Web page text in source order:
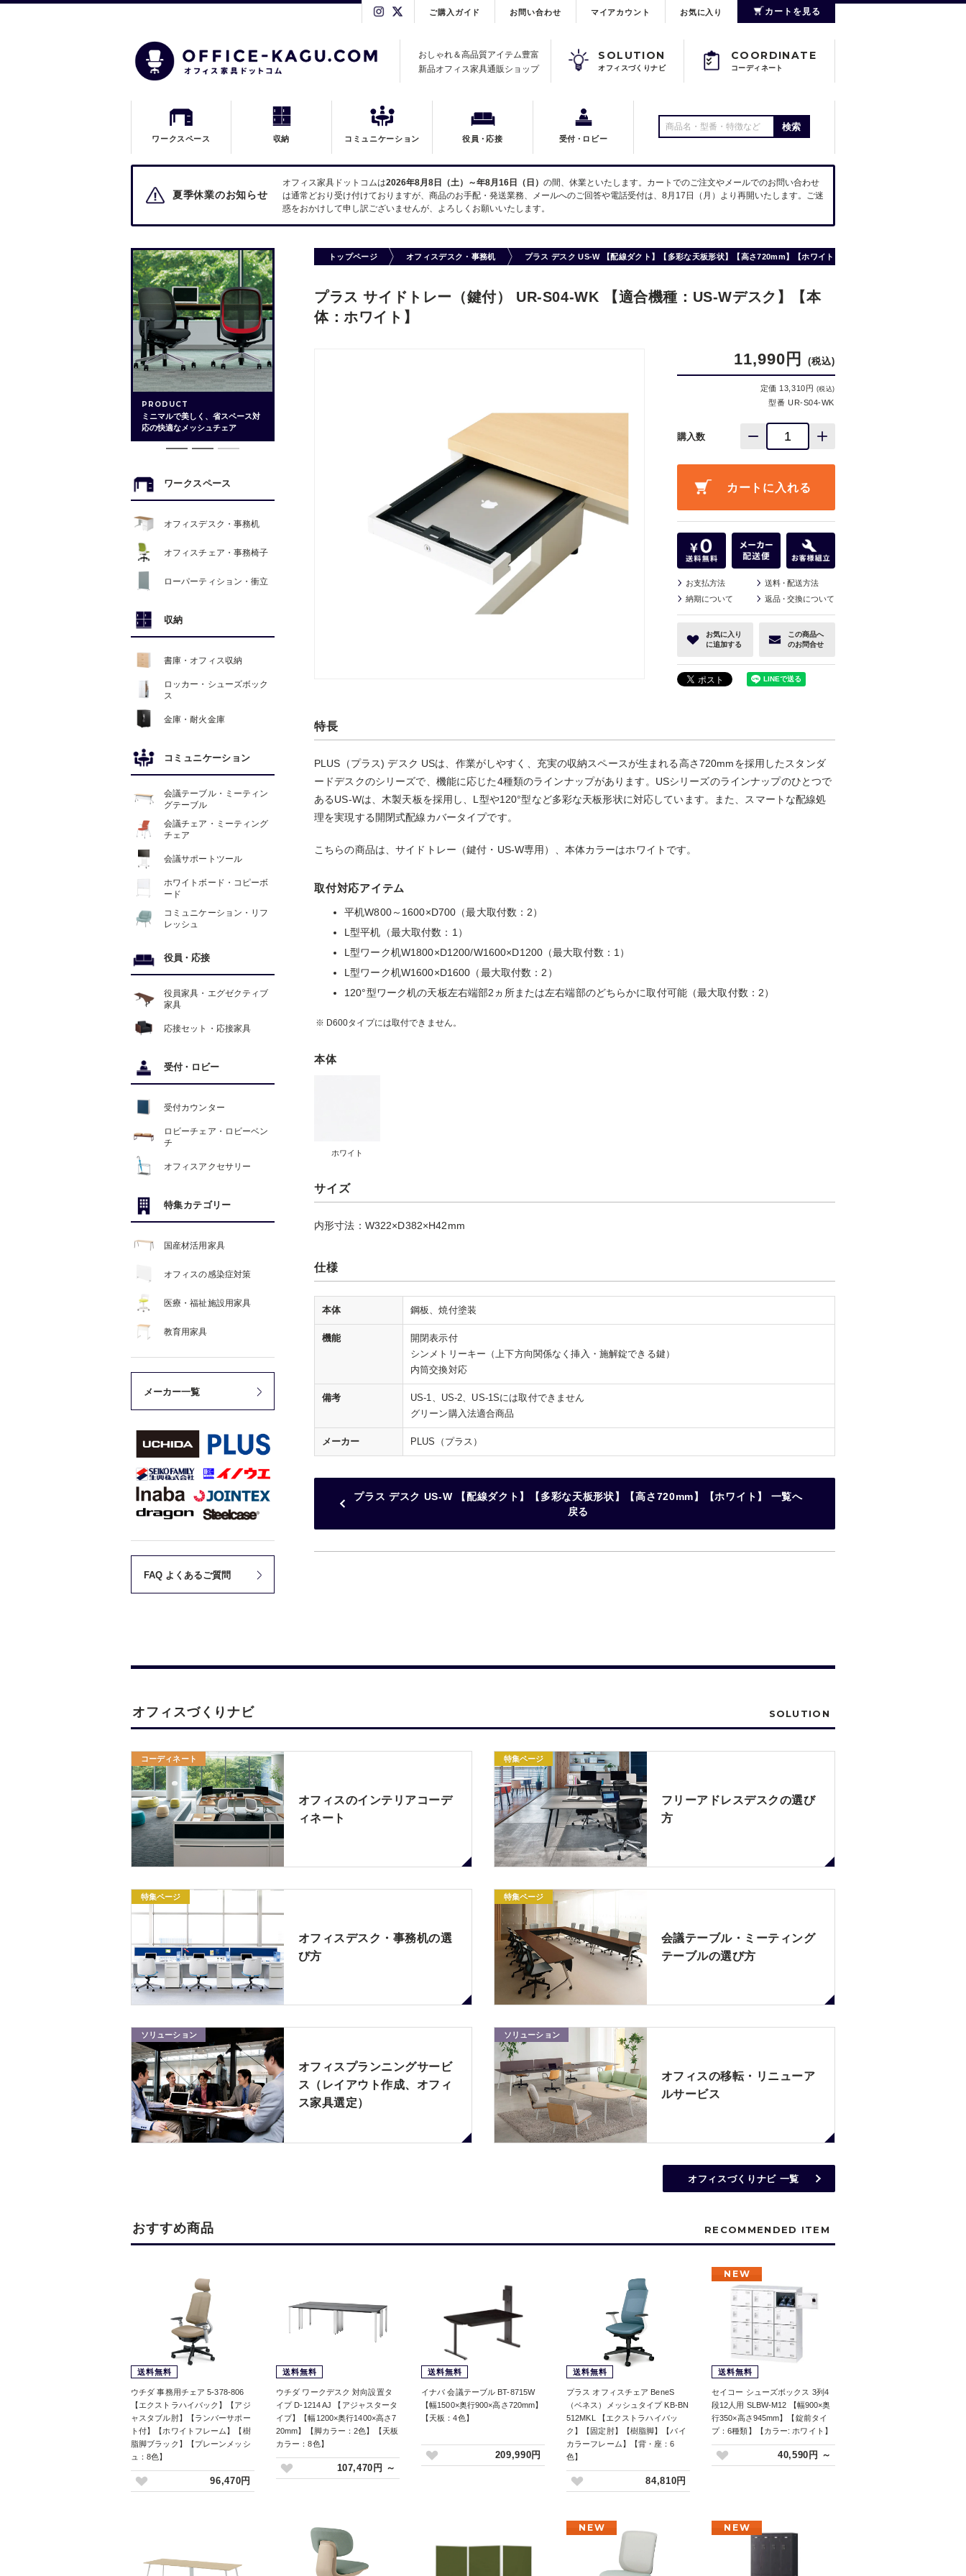
おしゃれ＆高品質アイテム豊富
新品オフィス家具通販ショップ
カートを見る
ご購入ガイド お問い合わせ マイアカウント お気に入り
ワークスペース 収納 コミュニケーション 役員 ・応接 受付・ ロビー
検索
SOLUTION
オフィスづくりナビ
COORDINATE
コーディネート
夏季休業のお知らせ
オフィス家具ドットコムは2026年8月8日（土）～年8月16日（日） の間、休業といたします。カートでのご注文やメールでのお問い合わせ
は通常どおり受け付けておりますが、商品のお手配・発送業務、メールへのご回答や電話受付は、8月17日（月）より再開いたします。ご迷
惑をおかけして申し訳ございませんが、よろしくお願いいたします。
トップページ オフィスデスク・事務机 プラス デスク US-W 【配線ダクト】【多彩な天板形状】【高さ720mm】【ホワイト】
プラス サイドトレー（鍵付） UR-S04-WK 【適合機種：US-Wデスク】【本
体：ホワイト】
11,990円 (税込)
定価 13,310円 (税込)
型番 UR-S04-WK
購入数
お支払方法 送料・配送方法
納期について
返品・交換について
お気に入り
に追加する
この商品へ
のお問合せ
特長
PLUS（プラス) デスク USは、作業がしやすく、充実の収納スペースが生まれる高さ720mmを採用したスタンダ
ードデスクのシリーズで、機能に応じた4種類のラインナップがあります。USシリーズのラインナップのひとつで
あるUS-Wは、木製天板を採用し、L型や120°型など多彩な天板形状に対応しています。また、スマートな配線処
理を実現する開閉式配線カバータイプです。
こちらの商品は、サイドトレー（鍵付・US-W専用）、本体カラーはホワイトです。
取付対応アイテム
平机W800～1600×D700（最大取付数：2）
L型平机（最大取付数：1）
L型ワーク机W1800×D1200/W1600×D1200（最大取付数：1）
L型ワーク机W1600×D1600（最大取付数：2）
120°型ワーク机の天板左右端部2ヵ所または左右端部のどちらかに取付可能（最大取付数：2）
D600タイプには取付できません。
本体
ホワイト
サイズ
内形寸法：W322×D382×H42mm
仕様
本体 鋼板、焼付塗装
機能
開閉表示付
シンメトリーキー（上下方向関係なく挿入・施解錠できる鍵）
内筒交換対応
備考
US-1、US-2、US-1Sには取付できません
グリーン購入法適合商品
メーカー PLUS（プラス）
プラス デスク US-W 【配線ダクト】【多彩な天板形状】【高さ720mm】【ホワイト】 一覧へ
戻る
PRODUCT
ミニマルで美しく、省スペース対
応の快適なメッシュチェア
ワークスペース
オフィスデスク・事務机
オフィスチェア・事務椅子
ローパーティション・衝立
収納
書庫・オフィス収納
ロッカー・シューズボック
ス
金庫・耐火金庫
コミュニケーション
会議テーブル・ミーティン
グテーブル
会議チェア・ミーティング
チェア
会議サポートツール
ホワイトボード・コピーボ
ード
コミュニケーション・リフ
レッシュ
役員 ・応接
役員家具・エグゼクティブ
家具
応接セット・応接家具
受付・ ロビー
受付カウンター
ロビーチェア・ロビーベン
チ
オフィスアクセサリー
特集カテゴリー
国産材活用家具
オフィスの感染症対策
医療・福祉施設用家具
教育用家具
メーカー一覧
FAQ よくあるご質問
オフィスづくりナビ SOLUTION
コーディネート
オフィスのインテリアコーデ
ィネート
特集ページ
フリーアドレスデスクの選び
方
特集ページ
オフィスデスク・事務机の選
び方
特集ページ
会議テーブル・ミーティング
テーブルの選び方
ソリューション
オフィスプランニングサービ
ス（レイアウト作成、オフィ
ス家具選定）
ソリューション
オフィスの移転・リニューア
ルサービス
オフィスづくりナビ 一覧
おすすめ商品 RECOMMENDED ITEM
送料無料
ウチダ 事務用チェア 5-378-806
【エクストラハイバック】【アジ
ャスタブル肘】【ランバーサポー
ト付】【ホワイトフレーム】【樹
脂脚ブラック】【プレーンメッシ
ュ：8色】
96,470円
送料無料
ウチダ ワークデスク 対向設置タ
イプ D-1214 AJ 【アジャスタータ
イプ】【幅1200×奥行1400×高さ7
20mm】【脚カラー：2色】【天板
カラー：8色】
107,470円 ～
送料無料
イナバ 会議テーブル BT-8715W
【幅1500×奥行900×高さ720mm】
【天板：4色】
209,990円
送料無料
プラス オフィスチェア BeneS
（ベネス）メッシュタイプ KB-BN
512MKL 【エクストラハイバッ
ク】【固定肘】【樹脂脚】【バイ
カラーフレーム】【背・座：6
色】
84,810円
NEW
送料無料
セイコー シューズボックス 3列4
段12人用 SLBW-M12 【幅900×奥
行350×高さ945mm】【錠前タイ
プ：6種類】【カラー: ホワイト】
40,590円 ～
NEW NEW